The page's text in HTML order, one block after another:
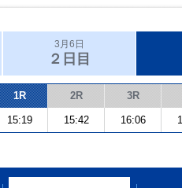
3月6日
２日目
1R 2R 3R
15:19 15:42 16:06